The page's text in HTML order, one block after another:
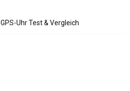
GPS-Uhr Test & Vergleich